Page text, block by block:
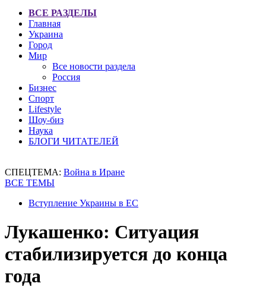
ВСЕ РАЗДЕЛЫ
Главная
Украина
Город
Мир
Все новости раздела
Россия
Бизнес
Спорт
Lifestyle
Шоу-биз
Наука
БЛОГИ ЧИТАТЕЛЕЙ
СПЕЦТЕМА: Война в Иране
ВСЕ ТЕМЫ
Вступление Украины в ЕС
Лукашенко: Ситуация
стабилизируется до конца
года